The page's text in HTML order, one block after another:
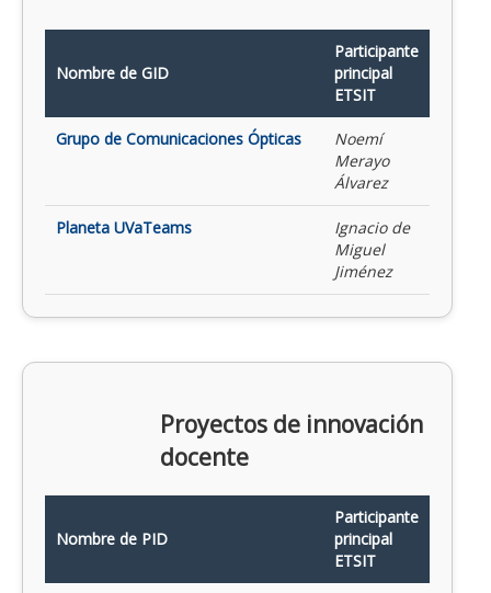
Nombre de GID
Participante
principal
ETSIT
Grupo de Comunicaciones Ópticas
Noemí
Merayo
Álvarez
Planeta UVaTeams
Ignacio de
Miguel
Jiménez
Proyectos de innovación
docente
Nombre de PID
Participante
principal
ETSIT